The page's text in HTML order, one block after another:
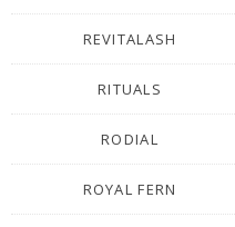
REVITALASH
RITUALS
RODIAL
ROYAL FERN